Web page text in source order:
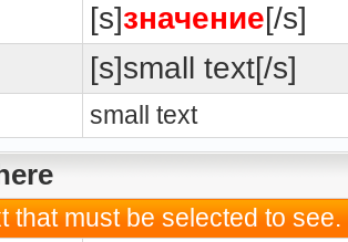
[s]значение[/s]
[s]small text[/s]
small text
that must be selected to see.